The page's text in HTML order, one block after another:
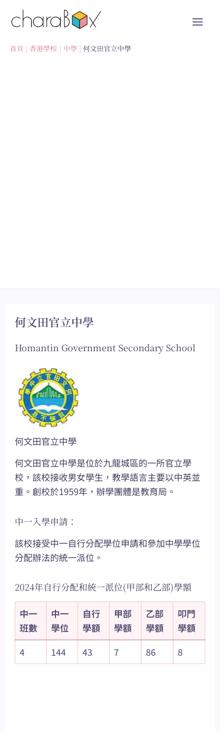
首頁 香港學校 中學 何文田官立中學
何文田官立中學
Homantin Government Secondary School
何文田官立中學
何文田官立中學是位於九龍城區的一所官立學
校，該校接收男女學生，教學語言主要以中英並
重。創校於1959年，辦學團體是教育局。
中一入學申請：
該校接受中一自行分配學位申請和參加中學學位
分配辦法的統一派位。
2024年自行分配和統一派位(甲部和乙部)學額
中一
班數
中一
學位
自行
學額
甲部
學額
乙部
學額
叩門
學額
4
144 43 7 86 8